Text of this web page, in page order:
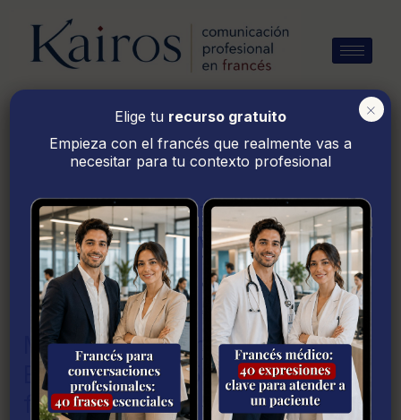
aprende francés
con Eurovisión
Maman de Louane en
Eurovisión 2025: aprendemos
francés
Maman
Louane
Elige tu recurso gratuito
Empieza con el francés que realmente vas a
necesitar para tu contexto profesional
×